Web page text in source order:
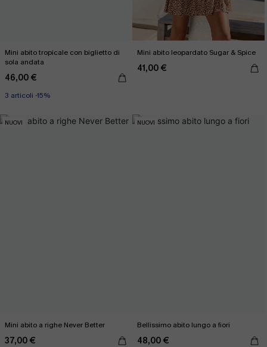
Mini abito tropicale con biglietto di
sola andata
46,00 €
3 articoli -15%
Mini abito leopardato Sugar & Spice
41,00 €
NUOVI
Mini abito a righe Never Better
37,00 €
NUOVI
Bellissimo abito lungo a fiori
48,00 €